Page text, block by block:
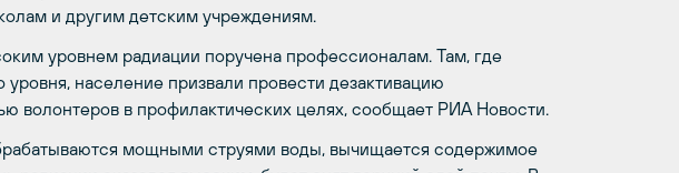
и другим детским учреждениям.
уровнем радиации поручена профессионалам. Там, где
население призвали провести дезактивацию
волонтеров в профилактических целях, сообщает РИА Новости.
мощными струями воды, вычищается содержимое